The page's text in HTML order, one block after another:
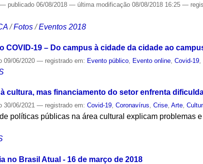
— publicado 06/08/2018— última modificação 08/08/2018 16:25—
/Fotos /Eventos 2018
COVID-19 – Do campus à cidade da cidade ao
09/06/2020— registrado em: Evento público Evento online ,Covid-19 ,
cultura, mas financiamento do setor enfrenta
30/06/2021— registrado em:Covid-19,Coronavírus,Crise,Arte,
políticas públicas na área cultural explicam problemas
no Brasil Atual - 16 de março de 2018